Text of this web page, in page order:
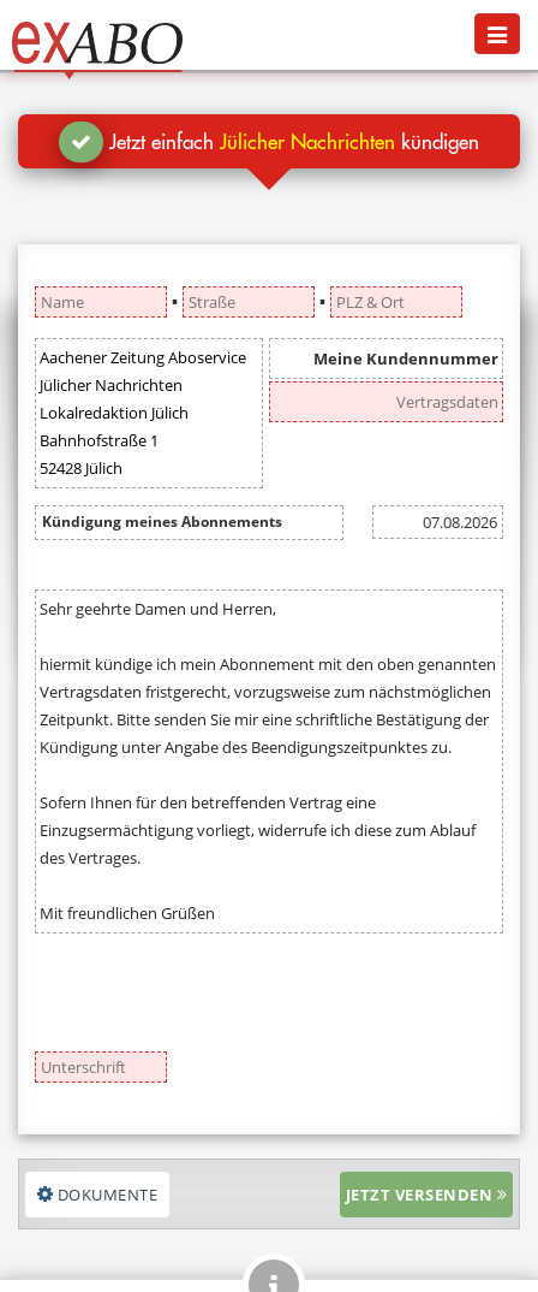
Jetzt kündigen
Blog
Hilfe
Menü
Jetzt einfachJülicher Nachrichten kündigen
▪ ▪
DOKUMENTE JETZT VERSENDEN